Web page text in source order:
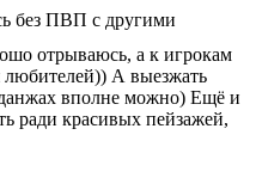
без ПВП с другими
отрываюсь, а к игрокам
любителей)) А выезжать
вполне можно) Ещё и
ради красивых пейзажей,